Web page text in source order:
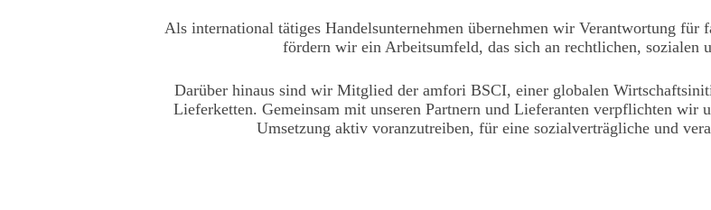
Als international tätiges Handelsunternehmen übernehmen wir Verantwortung
fördern wir ein Arbeitsumfeld, das sich an rechtlichen, sozialen
Darüber hinaus sind wir Mitglied der amfori BSCI, einer globalen
Lieferketten. Gemeinsam mit unseren Partnern und Lieferanten verpflichten wir
Umsetzung aktiv voranzutreiben, für eine sozialverträgliche und